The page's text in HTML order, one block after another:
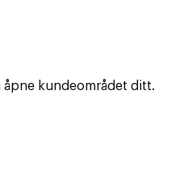
åpne kundeområdet ditt.